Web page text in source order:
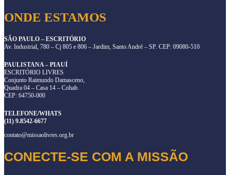
ONDE ESTAMOS
SÃO PAULO – ESCRITÓRIO
Av. Industrial, 780 – Cj 805 e 806 – Jardim, Santo André – SP. CEP: 09080-510
PAULISTANA – PIAUÍ
ESCRITÓRIO LIVRES
Conjunto Raimundo Damasceno,
Quadra 04 – Casa 14 – Cohab.
CEP: 64750-000
TELEFONE/WHATS
(11) 9.8542-6677
contato@missaolivres.org.br
CONECTE-SE COM A MISSÃO